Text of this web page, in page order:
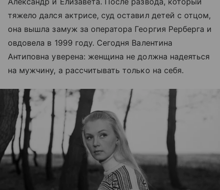
тяжело дался актрисе, суд оставил детей с отцом,
она вышла замуж за оператора Георгия Рерберга и
овдовела в 1999 году. Сегодня Валентина
Антиповна уверена: женщина не должна надеяться
на мужчину, а рассчитывать только на себя.